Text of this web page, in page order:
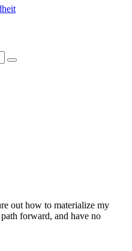
out how to materialize my
forward, and have no